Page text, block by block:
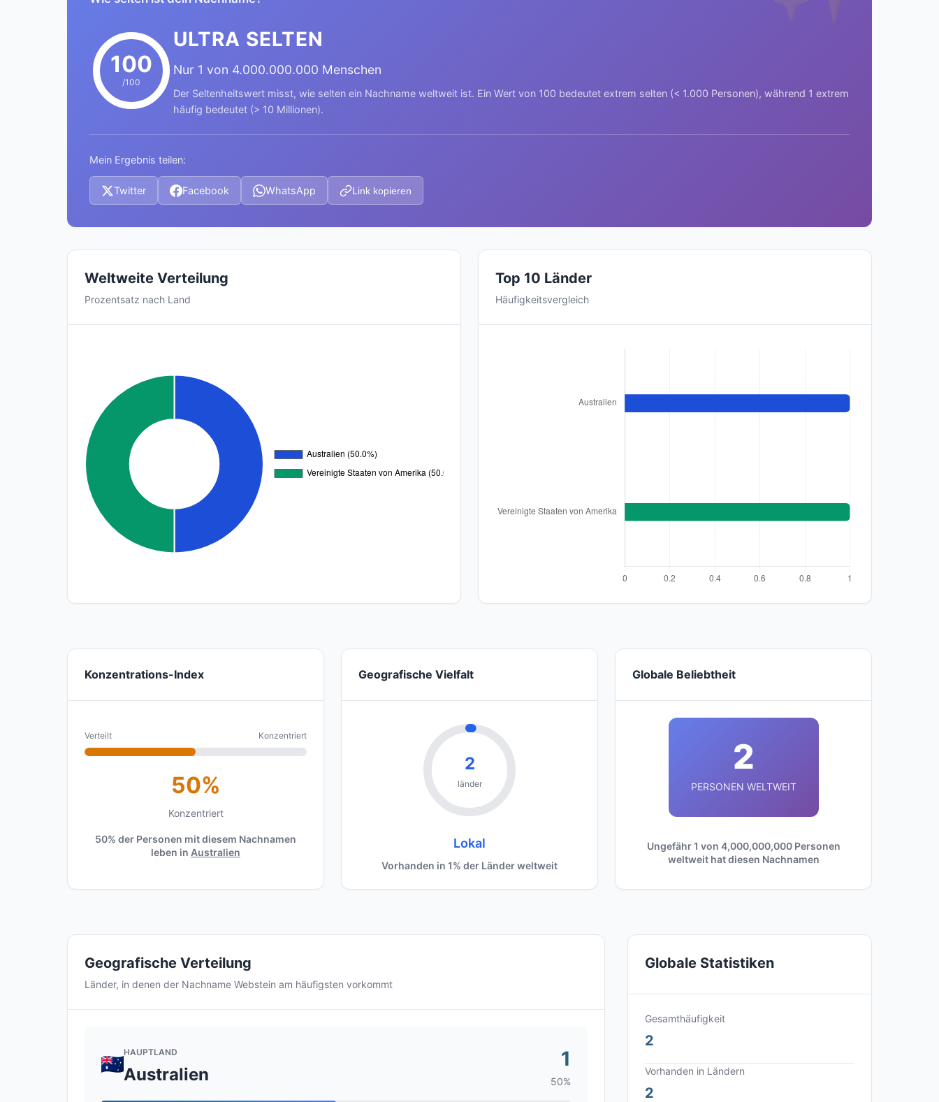
100
/100
ULTRA SELTEN
Nur 1 von 4.000.000.000 Menschen
Der Seltenheitswert misst, wie selten ein Nachname weltweit ist. Ein Wert von 100 bedeutet extrem selten (< 1.000 Personen), während 1 extrem
häufig bedeutet (> 10 Millionen).
Mein Ergebnis teilen:
Twitter Facebook WhatsApp Link kopieren
Weltweite Verteilung
Prozentsatz nach Land
Top 10 Länder
Häufigkeitsvergleich
Konzentrations-Index
Verteilt Konzentriert
50%
Konzentriert
50% der Personen mit diesem Nachnamen
leben in Australien
Geografische Vielfalt
2
länder
Lokal
Vorhanden in 1% der Länder weltweit
Globale Beliebtheit
2
PERSONEN WELTWEIT
Ungefähr 1 von 4,000,000,000 Personen
weltweit hat diesen Nachnamen
Geografische Verteilung
Länder, in denen der Nachname Webstein am häufigsten vorkommt
HAUPTLAND
Australien
1
50%
Globale Statistiken
Gesamthäufigkeit
2
Vorhanden in Ländern
2